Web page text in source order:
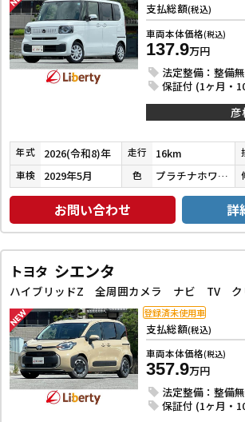
支払総額(税込)
車両本体価格(税込)
137.9万円
法定整備：整備無
保証付 (1ヶ月・
彦
年式 2026(令和8)年 走行 16km
車検 2029年5月 色 プラチナホワイトパール
お問い合わせ 詳
トヨタ シエンタ
支払総額(税込)
車両本体価格(税込)
357.9万円
法定整備：整備無
保証付 (1ヶ月・
登録済未使用車